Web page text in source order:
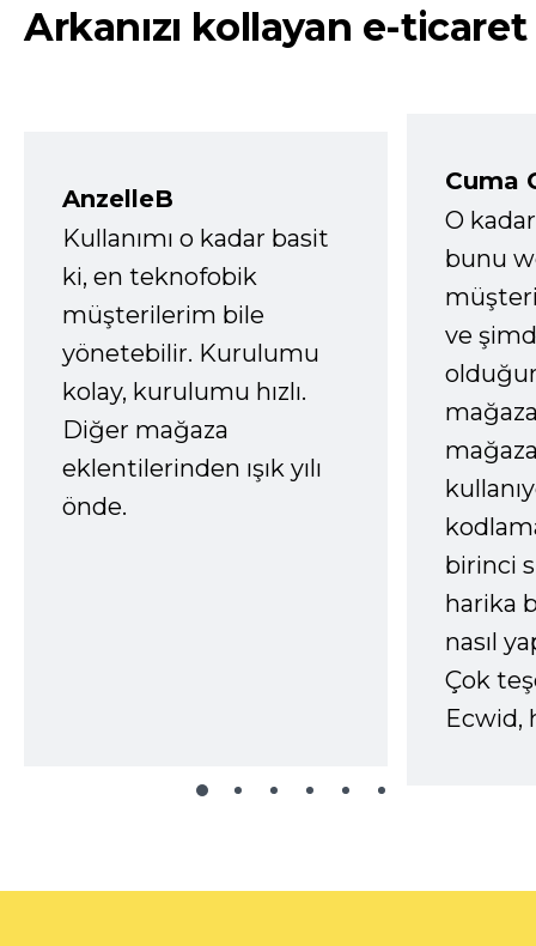
Arkanızı kollayan e-ticaret
AnzelleB
Kullanımı o kadar basit
ki, en teknofobik
müşterilerim bile
yönetebilir. Kurulumu
kolay, kurulumu hızlı.
Diğer mağaza
eklentilerinden ışık yılı
önde.
Cuma
O
bunu
ve
birinci
harika
nasıl
Çok
Ecwid,